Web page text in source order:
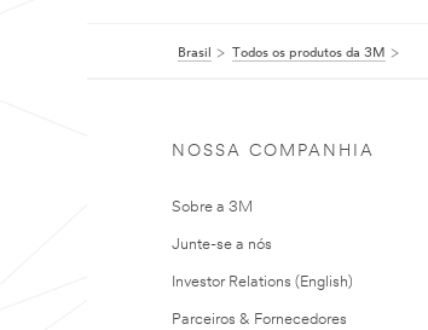
Brasil Todos os produtos da 3M
NOSSA COMPANHIA
Sobre a 3M
Junte-se a nós
Investor Relations (English)
Parceiros & Fornecedores